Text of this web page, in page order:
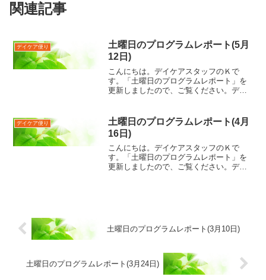
関連記事
デイケア便り
土曜日のプログラムレポート(5月
12日)
こんにちは。デイケアスタッフのＫで
す。「土曜日のプログラムレポート」を
更新しましたので、ご覧ください。デイ
デイケア便り
土曜日のプログラムレポート(4月
16日)
こんにちは。デイケアスタッフのＫで
す。「土曜日のプログラムレポート」を
更新しましたので、ご覧ください。デイ
土曜日のプログラムレポート(3月10日)
土曜日のプログラムレポート(3月24日)